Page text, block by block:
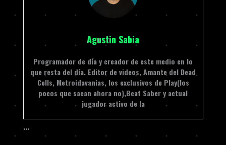
Agustin Sabia
Programador de día y creador de este medio en lo
que resta del día. Editor de videos, Amante del Dead
Cells, Metroidavanias, los exclusivos de Play(los
pocos que sacan ahora no),Beat Saber y actual
jugador activo de la
…